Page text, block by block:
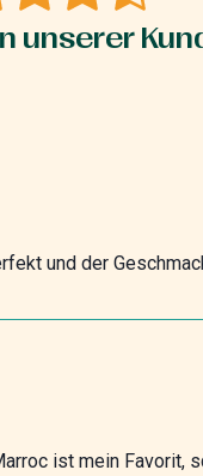
unserer
und der
ist mein Favorit,